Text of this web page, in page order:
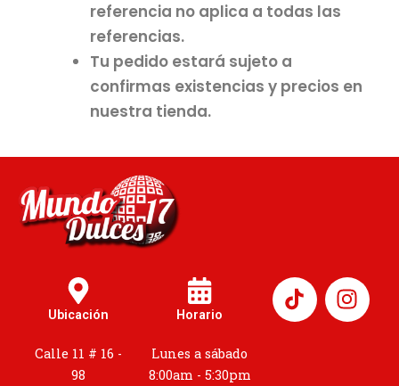
referencia no aplica a todas las
referencias.
Tu pedido estará sujeto a
confirmas existencias y precios en
nuestra tienda.
Ubicación
Calle 11 # 16 -
98
Horario
Lunes a sábado
8:00am - 5:30pm
I
n
s